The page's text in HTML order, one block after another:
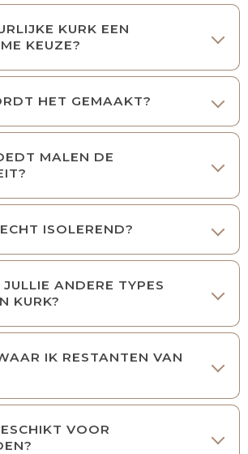
KURK EEN
KEUZE?
HET GEMAAKT?
MALEN DE
ISOLEREND?
ANDERE TYPES
KURK?
IK RESTANTEN VAN
VOOR